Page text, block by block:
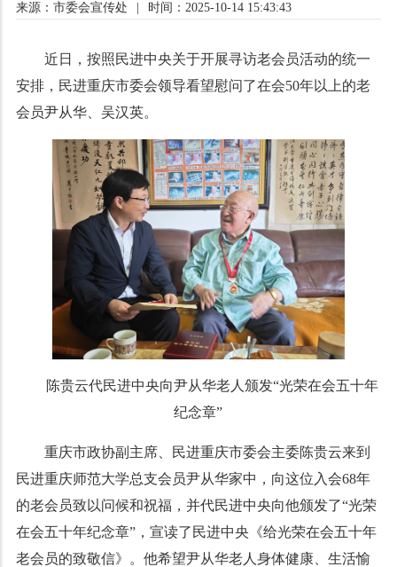
来源：市委会宣传处 时间：2025-10-14 15:43:43
近日，按照民进中央关于开展寻访老会员活动的统一
安排，民进重庆市委会领导看望慰问了在会50年以上的老
会员尹从华、吴汉英。
陈贵云代民进中央向尹从华老人颁发“光荣在会五十年
纪念章”
重庆市政协副主席、民进重庆市委会主委陈贵云来到
民进重庆师范大学总支会员尹从华家中，向这位入会68年
的老会员致以问候和祝福，并代民进中央向他颁发了“光荣
在会五十年纪念章”，宣读了民进中央《给光荣在会五十年
老会员的致敬信》。他希望尹从华老人身体健康、生活愉